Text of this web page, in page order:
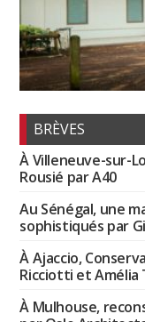
BRÈVES
À Villeneuve-sur-
Rousié par A40
Au Sénégal, une
sophistiqués par
À Ajaccio,
Ricciotti et Amélia
À Mulhouse,